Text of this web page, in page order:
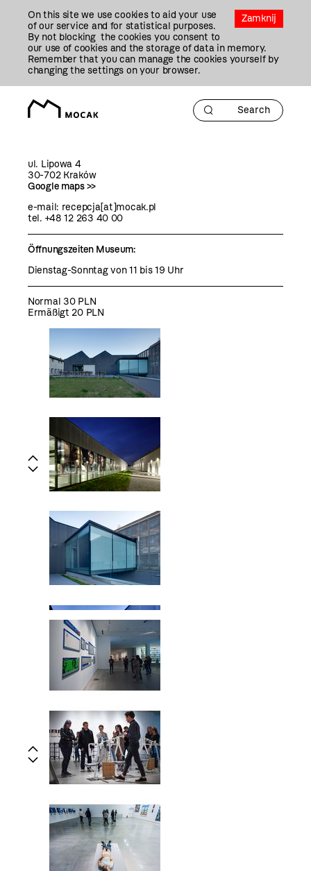
Zamknij
On this site we use cookies to aid your use
of our service and for statistical purposes.
By not blocking the cookies you consent to
our use of cookies and the storage of data in memory.
Remember that you can manage the cookies yourself by
changing the settings on your browser.
ul. Lipowa 4
30-702 Kraków
Google maps >>
e-mail: recepcja[at]mocak.pl
tel. +48 12 263 40 00
Öffnungszeiten Museum:
Dienstag-Sonntag von 11 bis 19 Uhr
Normal 30 PLN
Ermäßigt 20 PLN